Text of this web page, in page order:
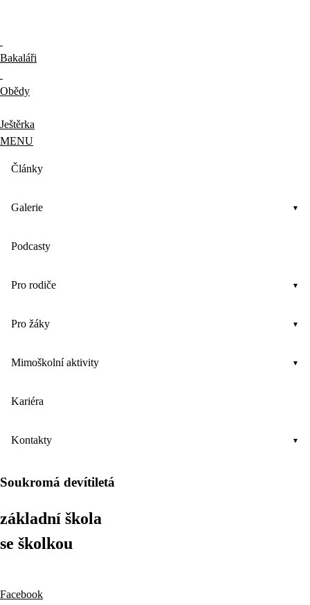
Bakaláři
Obědy
Ještěrka
MENU
Články
Galerie
Podcasty
Pro rodiče
Pro žáky
Mimoškolní aktivity
Kariéra
Kontakty
Soukromá devítiletá
základní škola
se školkou
Facebook